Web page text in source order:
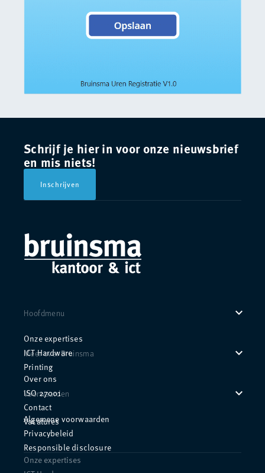
Schrijf je hier in voor onze nieuwsbrief
en mis niets!
Inschrijven
Hoofdmenu expand_more
Onze expertises
ICT Hardware
Printing
Meer over Bruinsma expand_more
Over ons
ISO 27001
Contact
Vacatures
Voorwaarden expand_more
Algemene voorwaarden
Privacybeleid
Responsible disclosure
Onze expertises